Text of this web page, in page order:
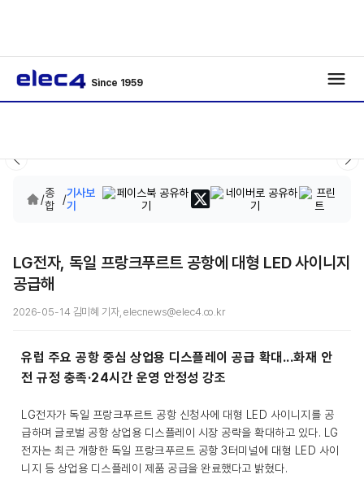
Since 1959
/종
합
/기사보
기
LG전자, 독일 프랑크푸르트 공항에 대형 LED 사이니지
공급해
2026-05-14 김미혜 기자, elecnews@elec4.co.kr
유럽 주요 공항 중심 상업용 디스플레이 공급 확대...화재 안
전 규정 충족·24시간 운영 안정성 강조
LG전자가 독일 프랑크푸르트 공항 신청사에 대형 LED 사이니지를 공
급하며 글로벌 공항 상업용 디스플레이 시장 공략을 확대하고 있다. LG
전자는 최근 개항한 독일 프랑크푸르트 공항 3터미널에 대형 LED 사이
니지 등 상업용 디스플레이 제품 공급을 완료했다고 밝혔다.